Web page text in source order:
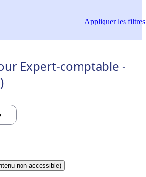
Appliquerles filtres
Expert-comptable -
non-accessible)